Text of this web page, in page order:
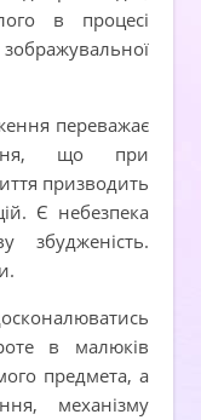
в процесі
переважає
що при
призводить
Є небезпека
збудженість.
в малюків
предмета, а
механізму